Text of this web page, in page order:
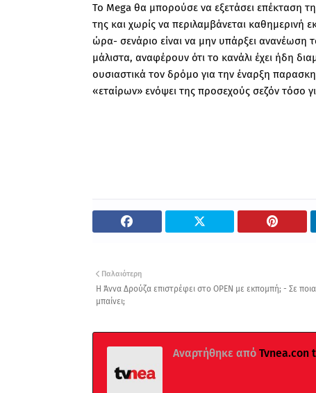
Το Mega θα μπορούσε να εξετάσει επέκταση
της και χωρίς να περιλαμβάνεται
ώρα- σενάριο είναι να μην υπάρξει
μάλιστα, αναφέρουν ότι το κανάλι έχει ήδη
ουσιαστικά τον δρόμο για την έναρξη
«εταίρων» ενόψει της προσεχούς σεζόν τόσο
Παλαιότερη
Η Άννα Δρούζα επιστρέφει στο OPEN με εκπομπή; - Σε
μπαίνει;
Αναρτήθηκε από Tvnea.con